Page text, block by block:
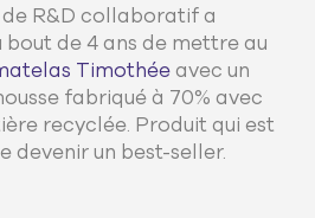
R&D collaboratif a
bout de 4 ans de mettre au
Timothéeavec un
fabriqué à 70% avec
recyclée. Produit qui est
devenir un best-seller.